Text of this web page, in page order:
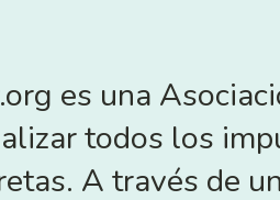
es una
todos los
A través de